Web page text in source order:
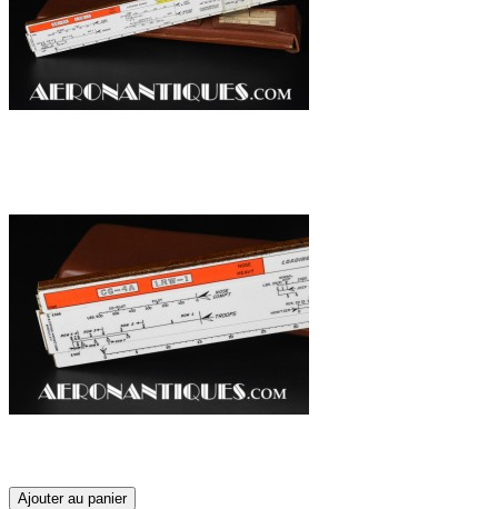
Ajouter au panier